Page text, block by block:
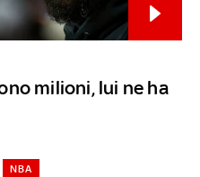
milioni, lui ne ha
NBA